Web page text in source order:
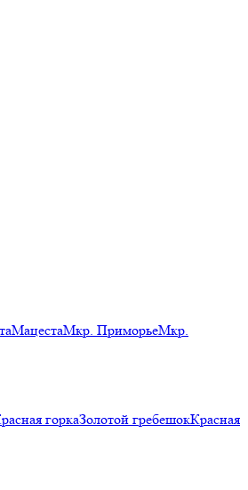
МацестаМкр. ПриморьеМкр.
горкаЗолотой гребешокКрасная